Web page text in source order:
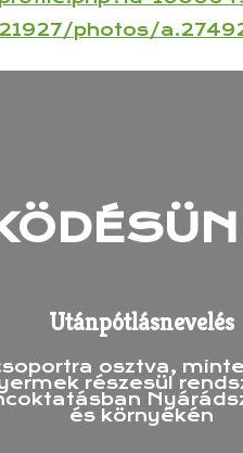
photos/a.
Utánpótlásnevelés
osztva,
részesül
és környékén